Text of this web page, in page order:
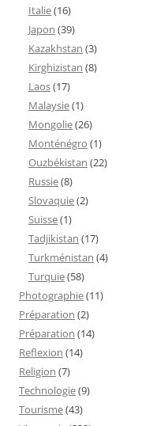
Italie(16)
Japon (39)
Kazakhstan (3)
Kirghizistan (8)
Laos(17)
Malaysie(1)
Mongolie(26)
Monténégro (1)
Ouzbékistan (22)
Russie(8)
Slovaquie(2)
Suisse(1)
Tadjikistan (17)
Turkménistan (4)
Turquie(58)
Photographie(11)
Préparation (2)
Préparation (14)
Reflexion (14)
Religion (7)
Technologie(9)
Tourisme(43)